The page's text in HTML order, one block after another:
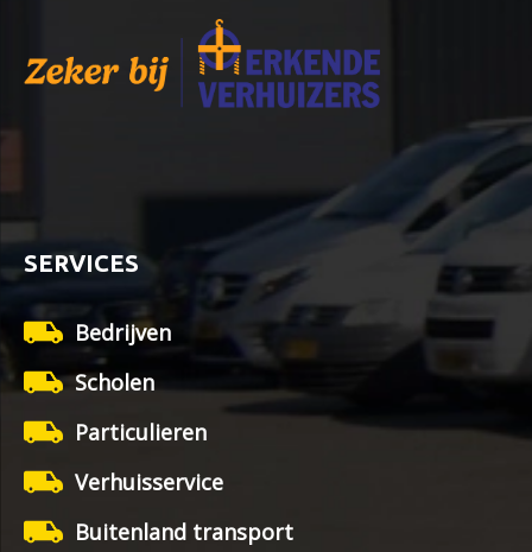
SERVICES
Bedrijven
Scholen
Particulieren
Verhuisservice
Buitenland transport